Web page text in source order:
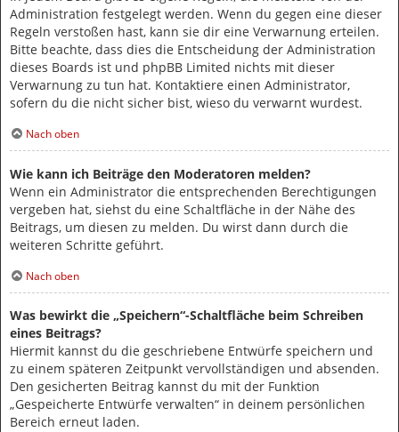
Administration festgelegt werden. Wenn du gegen eine dieser
Regeln verstoßen hast, kann sie dir eine Verwarnung erteilen.
Bitte beachte, dass dies die Entscheidung der Administration
dieses Boards ist und phpBB Limited nichts mit dieser
Verwarnung zu tun hat. Kontaktiere einen Administrator,
sofern du die nicht sicher bist, wieso du verwarnt wurdest.
Nach oben
Wie kann ich Beiträge den Moderatoren melden?
Wenn ein Administrator die entsprechenden Berechtigungen
vergeben hat, siehst du eine Schaltfläche in der Nähe des
Beitrags, um diesen zu melden. Du wirst dann durch die
weiteren Schritte geführt.
Nach oben
Was bewirkt die „Speichern“-Schaltfläche beim Schreiben
eines Beitrags?
Hiermit kannst du die geschriebene Entwürfe speichern und
zu einem späteren Zeitpunkt vervollständigen und absenden.
Den gesicherten Beitrag kannst du mit der Funktion
„Gespeicherte Entwürfe verwalten“ in deinem persönlichen
Bereich erneut laden.